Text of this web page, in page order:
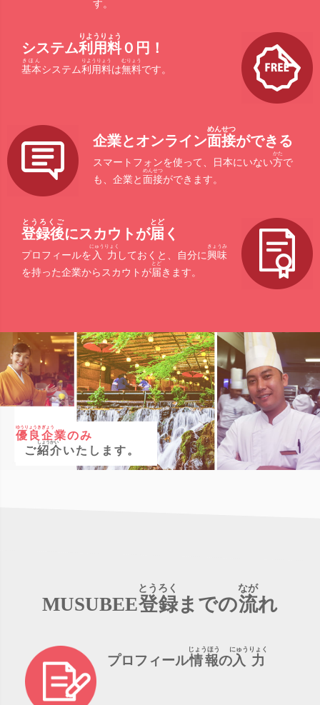
す。
システム利用料
りようりょう
０円！
基本
きほん
システム利用料
りようりょう
は無料
むりょう
です。
企業とオンライン面接
めんせつ
ができる
スマートフォンを使って、日本にいない方
かた
で
も、企業と面接
めんせつ
ができます。
登録後
とうろくご
にスカウトが届
とど
く
プロフィールを 入力
にゅうりょく
しておくと、自分に興味
きょうみ
を持った企業からスカウトが届
とど
きます。
優良企業のみ
ご紹介いた
MUSUBEE登録
とうろく
までの流
なが
れ
プロフィール情報
じょうほう
の入力
にゅうりょく